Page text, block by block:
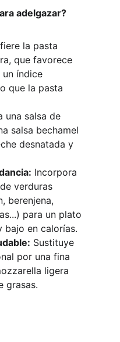
adelgazar?
la pasta
que favorece
un índice
que la pasta
una salsa de
salsa bechamel
desnatada y
Incorpora
verduras
berenjena,
para un plato
bajo en calorías.
Sustituye
por una fina
ligera
grasas.